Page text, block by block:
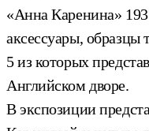
«Анна Каренина»
аксессуары, образцы
5 из которых
Английском дворе.
В экспозиции